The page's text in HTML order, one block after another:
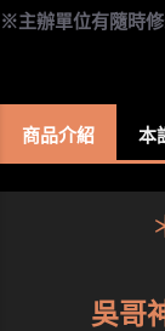
※主辦單位有隨時
商品介紹 本
吳哥